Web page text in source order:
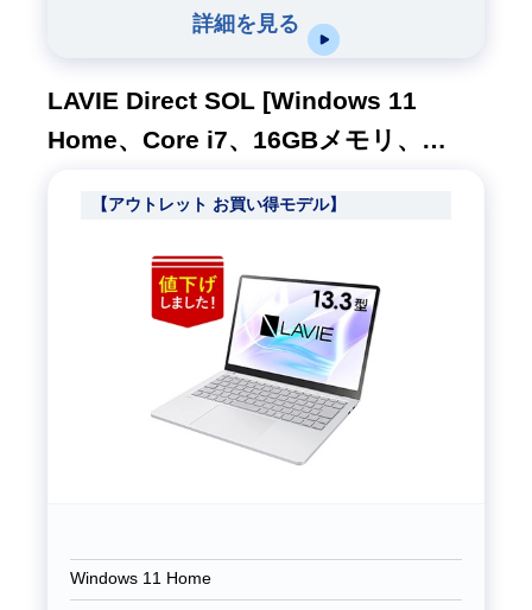
詳細を見る
LAVIE Direct SOL [Windows 11
Home、Core i7、16GBメモリ、
チナシルバー、1年間保証]
【アウトレット お買い得モデル】
Windows 11 Home